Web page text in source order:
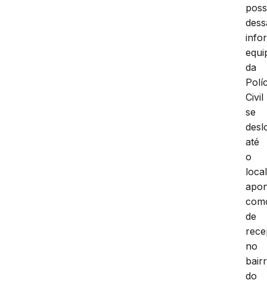
da
Civil
se
até
o
local
de
no
do